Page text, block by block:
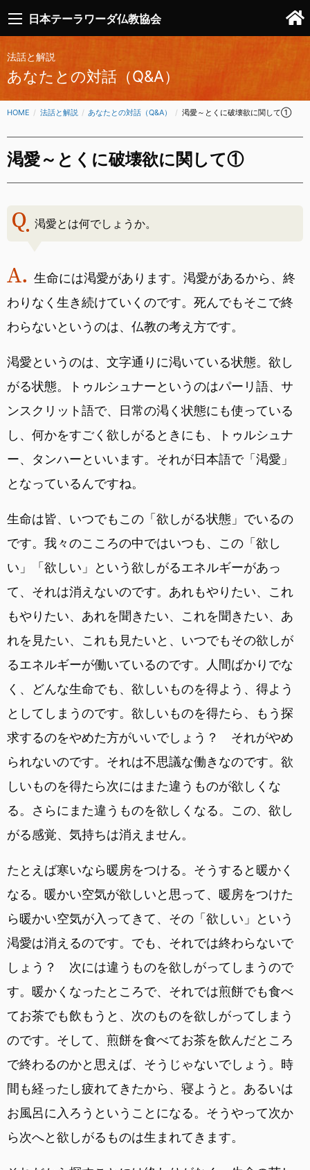
日本テーラワーダ仏教協会
法話と解説
あなたとの対話（Q&A）
HOME 法話と解説 あなたとの対話（Q&A） CURRENT:
渇愛～とくに破壊欲に関して①
渇愛～とくに破壊欲に関して①
渇愛とは何でしょうか。
生命には渇愛があります。渇愛があるから、終
わりなく生き続けていくのです。死んでもそこで終
わらないというのは、仏教の考え方です。
渇愛というのは、文字通りに渇いている状態。欲し
がる状態。トゥルシュナーというのはパーリ語、サ
ンスクリット語で、日常の渇く状態にも使っている
し、何かをすごく欲しがるときにも、トゥルシュナ
ー、タンハーといいます。それが日本語で「渇愛」
となっているんですね。
生命は皆、いつでもこの「欲しがる状態」でいるの
です。我々のこころの中ではいつも、この「欲し
い」「欲しい」という欲しがるエネルギーがあっ
て、それは消えないのです。あれもやりたい、これ
もやりたい、あれを聞きたい、これを聞きたい、あ
れを見たい、これも見たいと、いつでもその欲しが
るエネルギーが働いているのです。人間ばかりでな
く、どんな生命でも、欲しいものを得よう、得よう
としてしまうのです。欲しいものを得たら、もう探
求するのをやめた方がいいでしょう？ それがやめ
られないのです。それは不思議な働きなのです。欲
しいものを得たら次にはまた違うものが欲しくな
る。さらにまた違うものを欲しくなる。この、欲し
がる感覚、気持ちは消えません。
たとえば寒いなら暖房をつける。そうすると暖かく
なる。暖かい空気が欲しいと思って、暖房をつけた
ら暖かい空気が入ってきて、その「欲しい」という
渇愛は消えるのです。でも、それでは終わらないで
しょう？ 次には違うものを欲しがってしまうので
す。暖かくなったところで、それでは煎餅でも食べ
てお茶でも飲もうと、次のものを欲しがってしまう
のです。そして、煎餅を食べてお茶を飲んだところ
で終わるのかと思えば、そうじゃないでしょう。時
間も経ったし疲れてきたから、寝ようと。あるいは
お風呂に入ろうということになる。そうやって次か
ら次へと欲しがるものは生まれてきます。